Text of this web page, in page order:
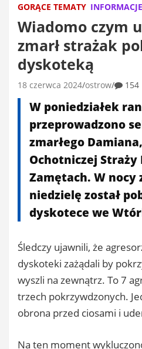
GORĄCE TEMATY INFORMACJE
Wiadomo czym
zmarł strażak
dyskoteką
18 czerwca 2024 ostrow 154
W poniedziałek
przeprowadzono
zmarłego
Ochotniczej Straży
Zamętach. W nocy
niedzielę został
dyskotece we
Śledczy ujawnili, że
dyskoteki zażądali by
wyszli na zewnątrz. To 7
trzech pokrzywdzonych.
obrona przed ciosami i
Na ten moment